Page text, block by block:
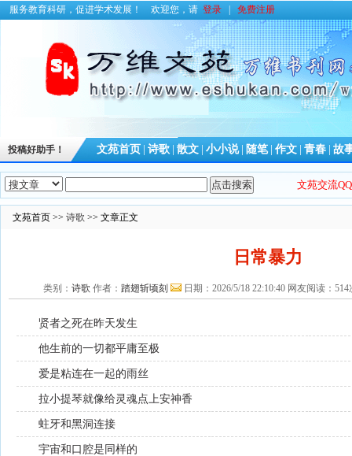
服务教育科研，促进学术发展！ 欢迎您，请 登录 免费注册
投稿好助手！ 文苑首页 诗歌 散文 小小说 随笔 作文 青春 故
文苑交流
文苑首页 >> 诗歌 >> 文章正文
日常暴力
类别： 诗歌 作者： 踏翅斩顷刻 日期：2026/5/18 22:10:40 网友阅读：
贤者之死在昨天发生
他生前的一切都平庸至极
爱是粘连在一起的雨丝
拉小提琴就像给灵魂点上安神香
蛀牙和黑洞连接
宇宙和口腔是同样的